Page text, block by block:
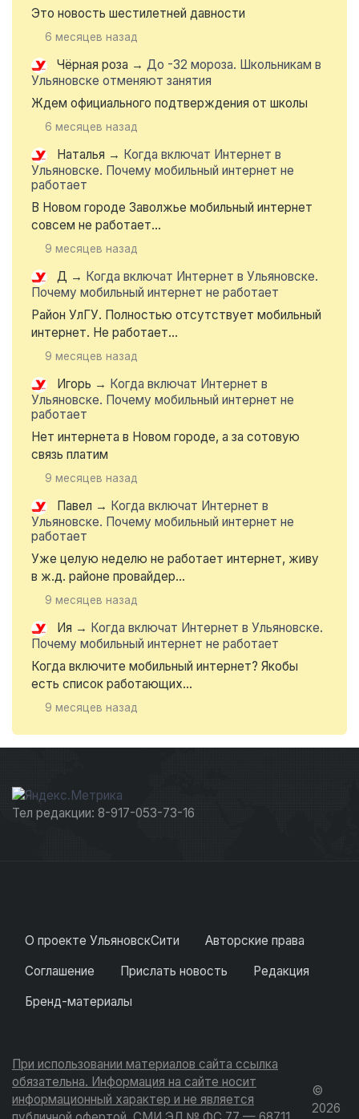
Это новость шестилетней давности
6 месяцев назад
Чёрная роза → До -32 мороза. Школьникам в
Ульяновске отменяют занятия
Ждем официального подтверждения от школы
6 месяцев назад
Наталья → Когда включат Интернет в
Ульяновске. Почему мобильный интернет не
работает
В Новом городе Заволжье мобильный интернет
совсем не работает...
9 месяцев назад
Д → Когда включат Интернет в Ульяновске.
Почему мобильный интернет не работает
Район УлГУ. Полностью отсутствует мобильный
интернет. Не работает...
9 месяцев назад
Игорь → Когда включат Интернет в
Ульяновске. Почему мобильный интернет не
работает
Нет интернета в Новом городе, а за сотовую
связь платим
9 месяцев назад
Павел → Когда включат Интернет в
Ульяновске. Почему мобильный интернет не
работает
Уже целую неделю не работает интернет, живу
в ж.д. районе провайдер...
9 месяцев назад
Ия → Когда включат Интернет в Ульяновске.
Почему мобильный интернет не работает
Когда включите мобильный интернет? Якобы
есть список работающих...
9 месяцев назад
Тел редакции: 8-917-053-73-16
О проекте УльяновскСити
Авторские права
Соглашение
Прислать новость
Редакция
Бренд-материалы
При использовании материалов сайта ссылка
обязательна. Информация на сайте носит
информационный характер и не является
©
2026